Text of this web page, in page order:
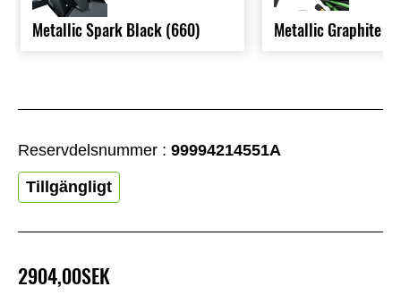
2904,00SEK
Reservdelsnummer : 99994214551A
Tillgängligt
Metallic Spark Black (660) Metallic Graphite